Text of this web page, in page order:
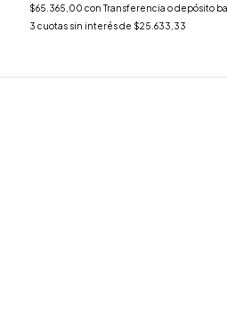
$65.365,00 con Transferencia o depósito
3 cuotas sin interés de $25.633,33